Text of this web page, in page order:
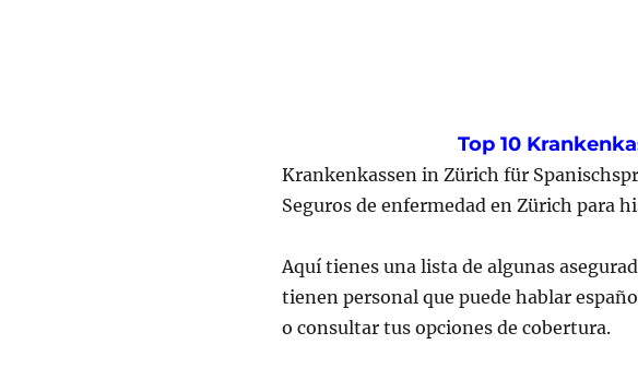
Top 10
Krankenkassen in Zürich für
Seguros de enfermedad en Zürich para
Aquí tienes una lista de algunas
tienen personal que puede hablar
o consultar tus opciones de cobertura.